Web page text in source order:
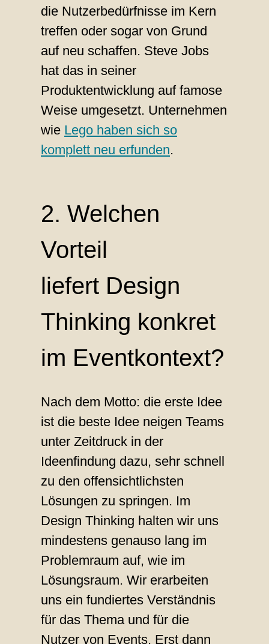
die Nutzerbedürfnisse im Kern
treffen oder sogar von Grund
auf neu schaffen. Steve Jobs
hat das in seiner
Produktentwicklung auf famose
Weise umgesetzt. Unternehmen
wie Lego haben sich so
komplett neu erfunden.
2. Welchen
Vorteil
liefert Design
Thinking konkret
im Eventkontext?
Nach dem Motto: die erste Idee
ist die beste Idee neigen Teams
unter Zeitdruck in der
Ideenfindung dazu, sehr schnell
zu den offensichtlichsten
Lösungen zu springen. Im
Design Thinking halten wir uns
mindestens genauso lang im
Problemraum auf, wie im
Lösungsraum. Wir erarbeiten
uns ein fundiertes Verständnis
für das Thema und für die
Nutzer von Events. Erst dann